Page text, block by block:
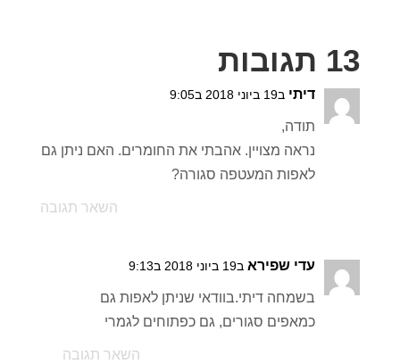
13 תגובות
דיתי ב19 ביוני 2018 ב9:05
תודה,
נראה מצויין. אהבתי את החומרים. האם ניתן גם
לאפות המעטפה סגורה?
השאר תגובה
עדי שפירא ב19 ביוני 2018 ב9:13
בשמחה דיתי.בוודאי שניתן לאפות גם
כמאפים סגורים, גם כפתוחים לגמרי
השאר תגובה